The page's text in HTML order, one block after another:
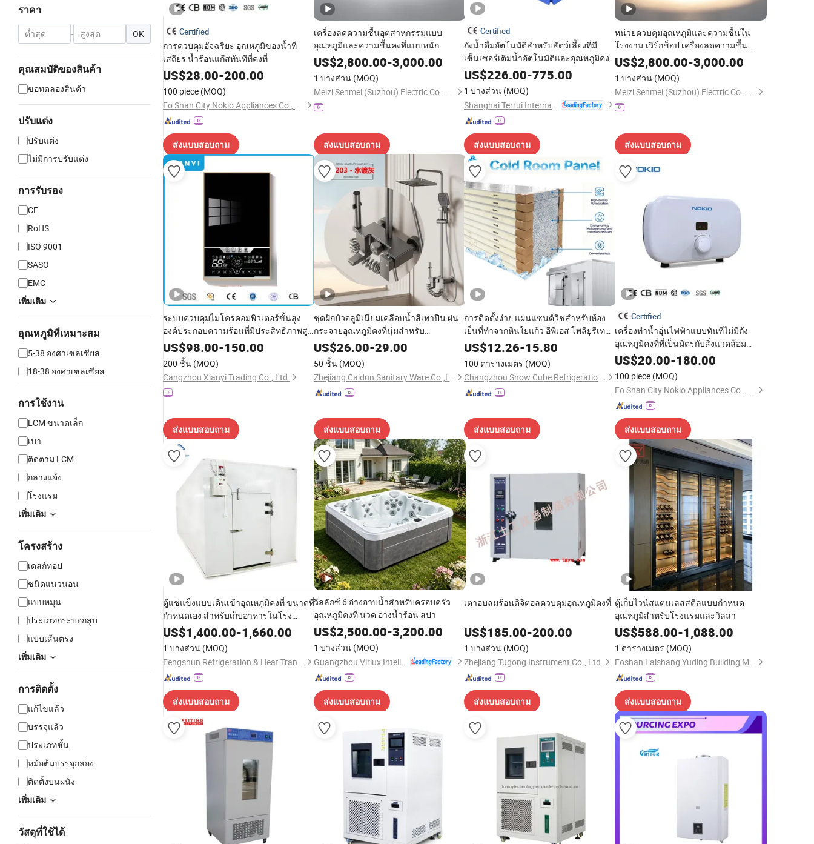
ราคา
- OK
คุณสมบัติของสินค้า
ขอทดลองสินค้า
ปรับแต่ง
ปรับแต่ง
ไม่มีการปรับแต่ง
การรับรอง
CE
RoHS
ISO 9001
SASO
EMC
เพิ่มเติม
อุณหภูมิที่เหมาะสม
5-38 องศาเซลเซียส
18-38 องศาเซลเซียส
การใช้งาน
LCM ขนาดเล็ก
เบา
ติดตาม LCM
กลางแจ้ง
โรงแรม
เพิ่มเติม
โครงสร้าง
เดสก์ทอป
ชนิดแนวนอน
แบบหมุน
ประเภทกระบอกสูบ
แบบเส้นตรง
เพิ่มเติม
การติดตั้ง
แก้ไขแล้ว
บรรจุแล้ว
ประเภทชั้น
หม้อต้มบรรจุกล่อง
ติดตั้งบนผนัง
เพิ่มเติม
วัสดุที่ใช้ได้
Certified
การควบคุมอัจฉริยะ อุณหภูมิของน้ำที่
เสถียร น้ำร้อนแก๊สทันทีที่คงที่
US$28.00-200.00
100 piece (MOQ)
Fo Shan City Nokio Appliances Co., Ltd.
ส่งแบบสอบถาม
เครื่องลดความชื้นอุตสาหกรรมแบบ
อุณหภูมิและความชื้นคงที่แบบหนัก
US$2,800.00-3,000.00
1 บางส่วน (MOQ)
Meizi Senmei (Suzhou) Electric Co., Ltd.
ส่งแบบสอบถาม
Certified
ถังน้ำดื่มอัตโนมัติสำหรับสัตว์เลี้ยงที่มี
เซ็นเซอร์เติมน้ำอัตโนมัติและอุณหภูมิคงที่
เข้าถึงน้ำได้ง่าย ชามน้ำพลาสติกสำหรับ
วัว
US$226.00-775.00
1 บางส่วน (MOQ)
ส่งแบบสอบถาม
หน่วยควบคุมอุณหภูมิและความชื้นใน
โรงงาน เวิร์กช็อป เครื่องลดความชื้น
อุตสาหกรรม ประสิทธิภาพสูง
US$2,800.00-3,000.00
1 บางส่วน (MOQ)
Meizi Senmei (Suzhou) Electric Co., Ltd.
ส่งแบบสอบถาม
ระบบควบคุมไมโครคอมพิวเตอร์ขั้นสูง
องค์ประกอบความร้อนที่มีประสิทธิภาพสูง
อ่างอาบน้ำไฟฟ้าร้อนทันที
US$98.00-150.00
200 ชิ้น (MOQ)
Cangzhou Xianyi Trading Co., Ltd.
ส่งแบบสอบถาม
ชุดฝักบัวอลูมิเนียมเคลือบน้ำสีเทาปืน ฝน
กระจายอุณหภูมิคงที่นุ่มสำหรับ
อพาร์ตเมนต์ ห้องน้ำในบ้าน ห้องน้ำส้วม
US$26.00-29.00
50 ชิ้น (MOQ)
Zhejiang Caidun Sanitary Ware Co.,Ltd
ส่งแบบสอบถาม
การติดตั้งง่าย แผ่นแซนด์วิชสำหรับห้อง
เย็นที่ทำจากหินใยแก้ว อีพีเอส โพลียูรีเทน
สำหรับครัวกลางในอุตสาหกรรมและเวิร์
กช็อปที่มีอุณหภูมิคงที่
US$12.26-15.80
100 ตารางเมตร (MOQ)
Changzhou Snow Cube Refrigeration Equipment Co., Ltd
ส่งแบบสอบถาม
Certified
เครื่องทำน้ำอุ่นไฟฟ้าแบบทันทีไม่มีถัง
อุณหภูมิคงที่ที่เป็นมิตรกับสิ่งแวดล้อม
แอฟริกา America3 กิโลวัตต์ 3.5kw 4.5kw
5kw 5.5kw 110V 220V 380V
US$20.00-180.00
100 piece (MOQ)
Fo Shan City Nokio Appliances Co., Ltd.
ส่งแบบสอบถาม
ตู้แช่แข็งแบบเดินเข้าอุณหภูมิคงที่ ขนาดที่
กำหนดเอง สำหรับเก็บอาหารในโรง
อาหาร ซูเปอร์มาร์เก็ต ร้านอาหาร
US$1,400.00-1,660.00
1 บางส่วน (MOQ)
Fengshun Refrigeration & Heat Transfer Technology Group Co., Ltd.
ส่งแบบสอบถาม
วิลลักซ์ 6 อ่างอาบน้ำสำหรับครอบครัว
อุณหภูมิคงที่ นวด อ่างน้ำร้อน สปา
US$2,500.00-3,200.00
1 บางส่วน (MOQ)
Guangzhou Virlux Intelligent Technology Co., Ltd.
ส่งแบบสอบถาม
เตาอบลมร้อนดิจิตอลควบคุมอุณหภูมิคงที่
US$185.00-200.00
1 บางส่วน (MOQ)
Zhejiang Tugong Instrument Co., Ltd.
ส่งแบบสอบถาม
ตู้เก็บไวน์สแตนเลสสตีลแบบกำหนด
อุณหภูมิสำหรับโรงแรมและวิลล่า
US$588.00-1,088.00
1 ตารางเมตร (MOQ)
Foshan Laishang Yuding Building Materials Co., Ltd
ส่งแบบสอบถาม